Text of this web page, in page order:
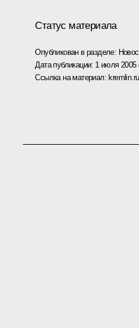
Статус материала
Опубликован в разделе:
Дата публикации: 1 июля 2005
Ссылка на материал: